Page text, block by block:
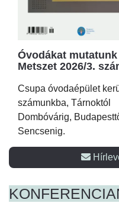
Óvodákat mutatunk
Metszet 2026/3.
Csupa óvodaépület
számunkba, Tárnoktól
Dombóvárig,
Sencsenig.
KONFERENCIA